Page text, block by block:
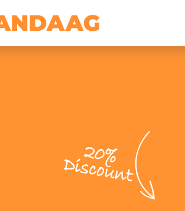
20%
Discount